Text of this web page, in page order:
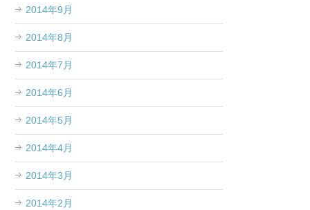
2014年9月
2014年8月
2014年7月
2014年6月
2014年5月
2014年4月
2014年3月
2014年2月